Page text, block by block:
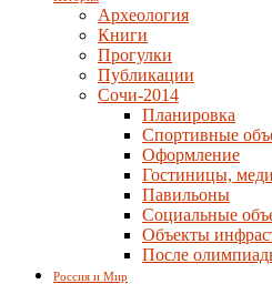
Археология
Книги
Прогулки
Публикации
Сочи-2014
Планировка
Спортивные
Оформление
Гостиницы,
Павильоны
Социальные
Объекты
После
Россия и Мир